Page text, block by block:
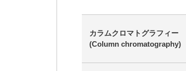
カラムクロマトグラフィー
(Column chromatography)